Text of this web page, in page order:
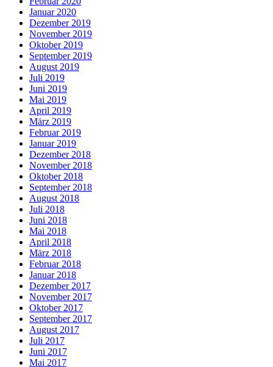
Januar 2020
Dezember 2019
November 2019
Oktober 2019
September 2019
August 2019
Juli 2019
Juni 2019
Mai 2019
April 2019
März 2019
Februar 2019
Januar 2019
Dezember 2018
November 2018
Oktober 2018
September 2018
August 2018
Juli 2018
Juni 2018
Mai 2018
April 2018
März 2018
Februar 2018
Januar 2018
Dezember 2017
November 2017
Oktober 2017
September 2017
August 2017
Juli 2017
Juni 2017
Mai 2017